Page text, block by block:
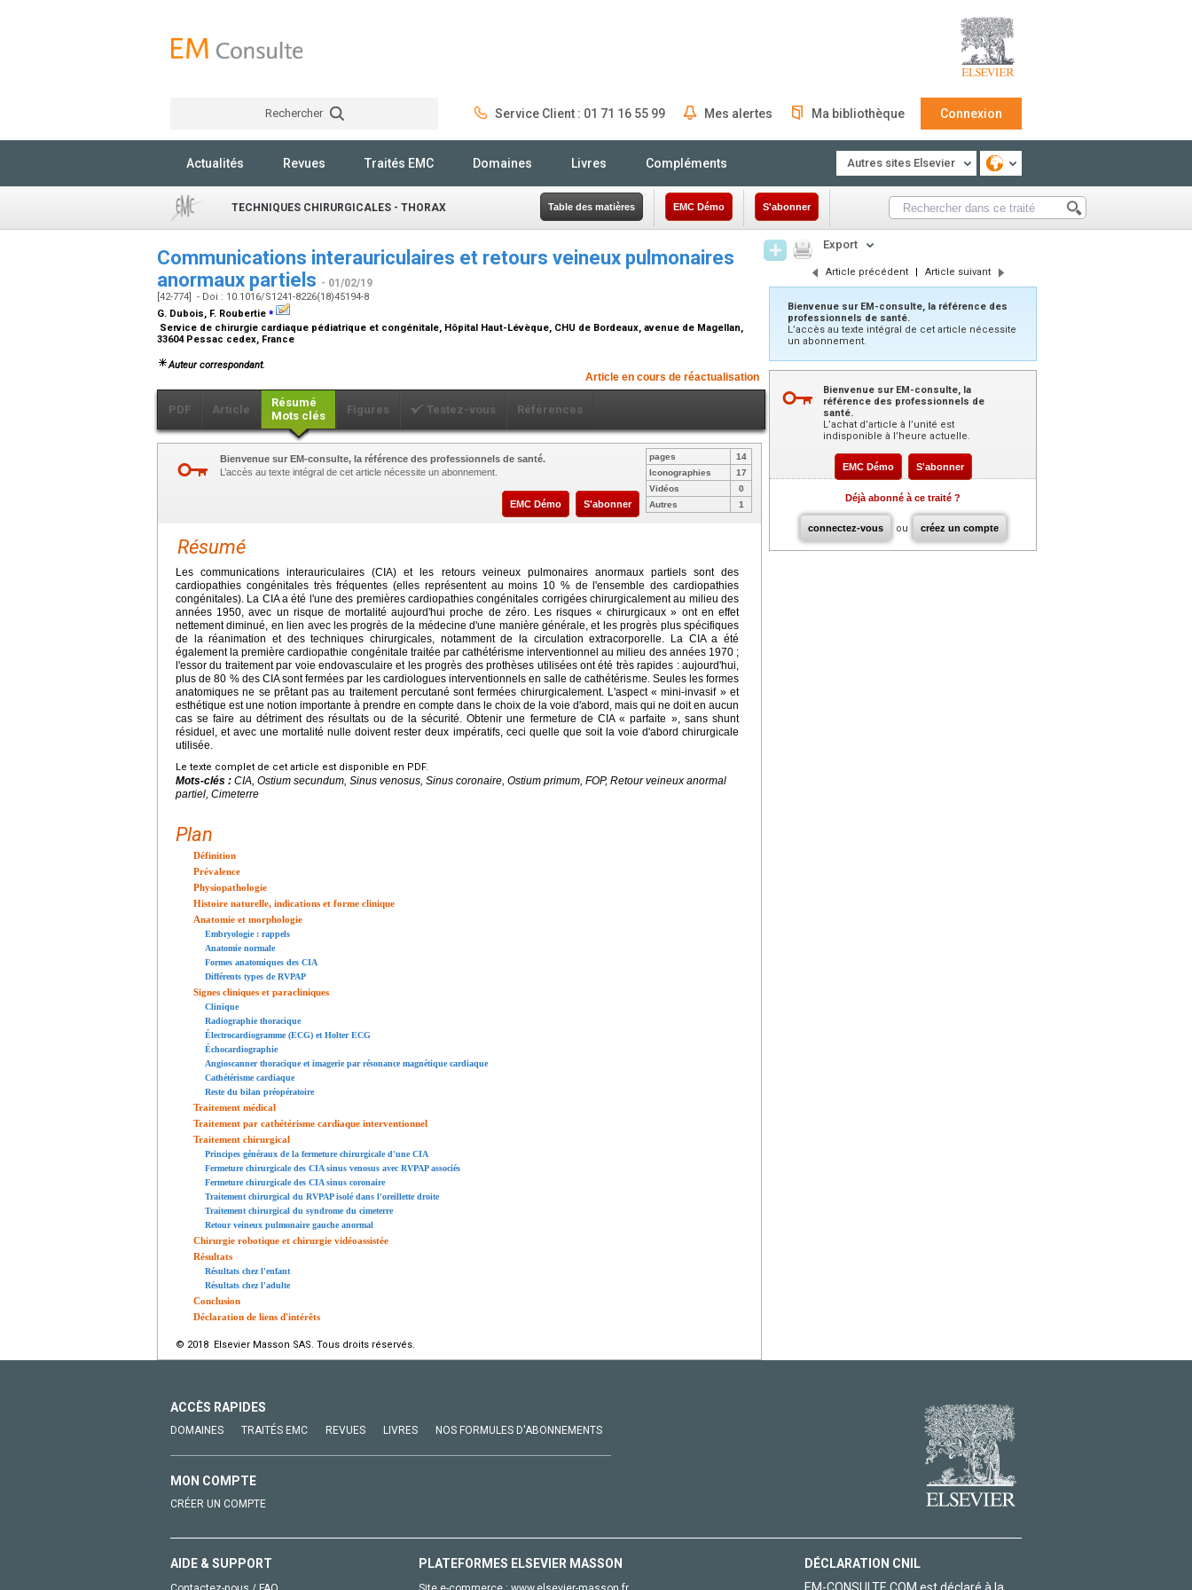
Rechercher Service Client : 01 71 16 55 99 Mes alertes Ma bibliothèque Connexion
Actualités Revues Traités EMC Domaines Livres Compléments Autres sites Elsevier
TECHNIQUES CHIRURGICALES - THORAX Table des matières EMC Démo S'abonner
Communications interauriculaires et retours veineux pulmonaires
anormaux partiels - 01/02/19
[42-774] - Doi : 10.1016/S1241-8226(18)45194-8
G. Dubois, F. Roubertie ⁎
Service de chirurgie cardiaque pédiatrique et congénitale, Hôpital Haut-Lévèque, CHU de Bordeaux, avenue de Magellan,
33604 Pessac cedex, France
Auteur correspondant.
Article en cours de réactualisation
PDF Article
Résumé
Mots clés
Figures Testez-vous Références
Bienvenue sur EM-consulte, la référence des professionnels de santé.
L’accès au texte intégral de cet article nécessite un abonnement.
EMC Démo S'abonner
pages
14
Iconographies
17
Vidéos
0
Autres
1
Résumé
Les communications interauriculaires (CIA) et les retours veineux pulmonaires anormaux partiels sont des
cardiopathies congénitales très fréquentes (elles représentent au moins 10 % de l'ensemble des cardiopathies
congénitales). La CIA a été l'une des premières cardiopathies congénitales corrigées chirurgicalement au milieu des
années 1950, avec un risque de mortalité aujourd'hui proche de zéro. Les risques « chirurgicaux » ont en effet
nettement diminué, en lien avec les progrès de la médecine d'une manière générale, et les progrès plus spécifiques
de la réanimation et des techniques chirurgicales, notamment de la circulation extracorporelle. La CIA a été
également la première cardiopathie congénitale traitée par cathétérisme interventionnel au milieu des années 1970 ;
l'essor du traitement par voie endovasculaire et les progrès des prothèses utilisées ont été très rapides : aujourd'hui,
plus de 80 % des CIA sont fermées par les cardiologues interventionnels en salle de cathétérisme. Seules les formes
anatomiques ne se prêtant pas au traitement percutané sont fermées chirurgicalement. L'aspect « mini-invasif » et
esthétique est une notion importante à prendre en compte dans le choix de la voie d'abord, mais qui ne doit en aucun
cas se faire au détriment des résultats ou de la sécurité. Obtenir une fermeture de CIA « parfaite », sans shunt
résiduel, et avec une mortalité nulle doivent rester deux impératifs, ceci quelle que soit la voie d'abord chirurgicale
utilisée.
Le texte complet de cet article est disponible en PDF.
Mots-clés : CIA, Ostium secundum, Sinus venosus, Sinus coronaire, Ostium primum, FOP, Retour veineux anormal
partiel, Cimeterre
Plan
Définition
Prévalence
Physiopathologie
Histoire naturelle, indications et forme clinique
Anatomie et morphologie
Embryologie : rappels
Anatomie normale
Formes anatomiques des CIA
Différents types de RVPAP
Signes cliniques et paracliniques
Clinique
Radiographie thoracique
Électrocardiogramme (ECG) et Holter ECG
Échocardiographie
Angioscanner thoracique et imagerie par résonance magnétique cardiaque
Cathétérisme cardiaque
Reste du bilan préopératoire
Traitement médical
Traitement par cathétérisme cardiaque interventionnel
Traitement chirurgical
Principes généraux de la fermeture chirurgicale d'une CIA
Fermeture chirurgicale des CIA sinus venosus avec RVPAP associés
Fermeture chirurgicale des CIA sinus coronaire
Traitement chirurgical du RVPAP isolé dans l'oreillette droite
Traitement chirurgical du syndrome du cimeterre
Retour veineux pulmonaire gauche anormal
Chirurgie robotique et chirurgie vidéoassistée
Résultats
Résultats chez l'enfant
Résultats chez l'adulte
Conclusion
Déclaration de liens d'intérêts
© 2018 Elsevier Masson SAS. Tous droits réservés.
Export
Article précédent | Article suivant
Bienvenue sur EM-consulte, la référence des
professionnels de santé.
L’accès au texte intégral de cet article nécessite
un abonnement.
Bienvenue sur EM-consulte, la
référence des professionnels de
santé.
L’achat d’article à l’unité est
indisponible à l’heure actuelle.
EMC Démo S'abonner
Déjà abonné à ce traité ?
connectez-vous ou créez un compte
ACCÈS RAPIDES
DOMAINES TRAITÉS EMC REVUES LIVRES NOS FORMULES D'ABONNEMENTS
MON COMPTE
CRÉER UN COMPTE
AIDE & SUPPORT PLATEFORMES ELSEVIER MASSON
DÉCLARATION CNIL